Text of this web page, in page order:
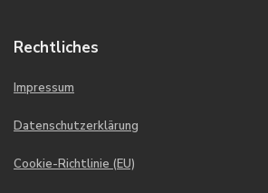
Rechtliches
Impressum
Datenschutzerklärung
Cookie-Richtlinie (EU)